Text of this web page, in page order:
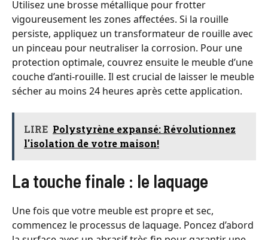
Utilisez une brosse métallique pour frotter
vigoureusement les zones affectées. Si la rouille
persiste, appliquez un transformateur de rouille avec
un pinceau pour neutraliser la corrosion. Pour une
protection optimale, couvrez ensuite le meuble d’une
couche d’anti-rouille. Il est crucial de laisser le meuble
sécher au moins 24 heures après cette application.
LIRE Polystyrène expansé: Révolutionnez
l'isolation de votre maison!
La touche finale : le laquage
Une fois que votre meuble est propre et sec,
commencez le processus de laquage. Poncez d’abord